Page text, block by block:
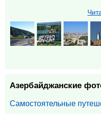
Азербайджанские
Самостоятельные